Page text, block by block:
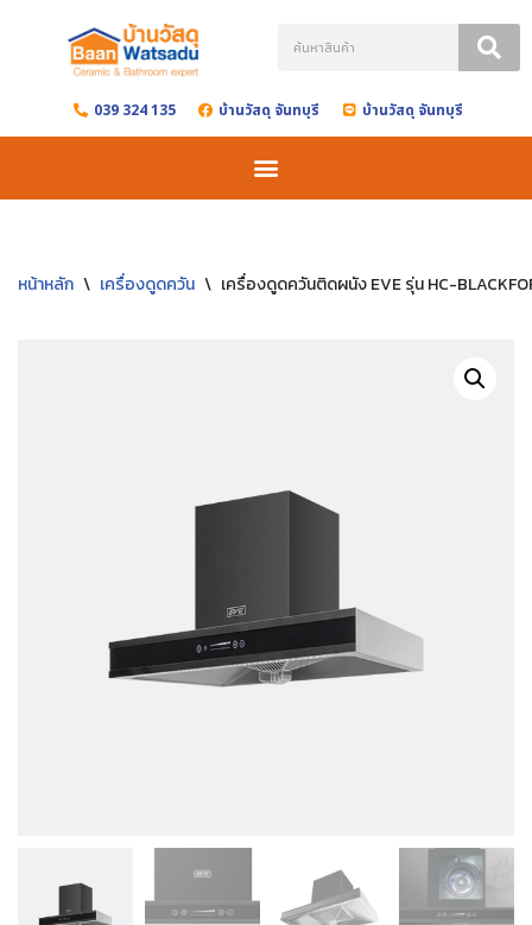
content 039 324 135 บ้านวัสดุ จันทบุรี บ้านวัสดุ จันทบุรี
หน้าหลัก \ เครื่องดูดควัน \ เครื่องดูดควันติดผนัง EVE รุ่น HC-